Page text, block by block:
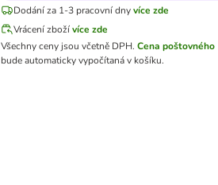
Dodání za 1-3 pracovní dnyvíce zde
Vrácení zbožívíce zde
Všechny ceny jsou včetně DPH. Cena poštovného
bude automaticky vypočítaná v košíku.